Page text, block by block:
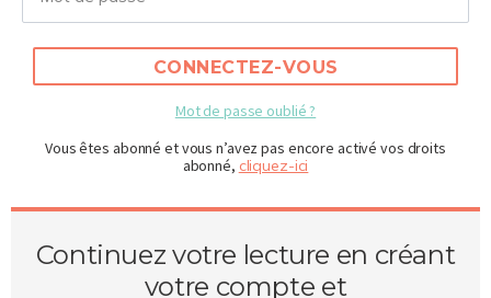
CONNECTEZ-VOUS
Mot de passe oublié ?
Vous êtes abonné et vous n’avez pas encore activé vos droits
abonné, cliquez-ici
Continuez votre lecture en créant
votre compte et